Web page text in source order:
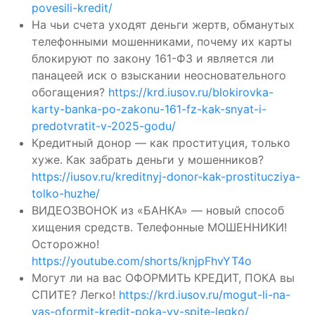
povesili-kredit/
На чьи счета уходят деньги жертв, обманутых
телефонными мошенниками, почему их карты
блокируют по закону 161-ФЗ и является ли
панацеей иск о взыскании неосновательного
обогащения? https://krd.iusov.ru/blokirovka-
karty-banka-po-zakonu-161-fz-kak-snyat-i-
predotvratit-v-2025-godu/
Кредитный донор — как проституция, только
хуже. Как забрать деньги у мошенников?
https://iusov.ru/kreditnyj-donor-kak-prostitucziya-
tolko-huzhe/
ВИДЕОЗВОНОК из «БАНКА» — новый способ
хищения средств. Телефонные МОШЕННИКИ!
Осторожно!
https://youtube.com/shorts/knjpFhvYT4o
Могут ли на вас ОФОРМИТЬ КРЕДИТ, ПОКА вы
СПИТЕ? Легко! https://krd.iusov.ru/mogut-li-na-
vas-oformit-kredit-poka-vy-spite-legko/